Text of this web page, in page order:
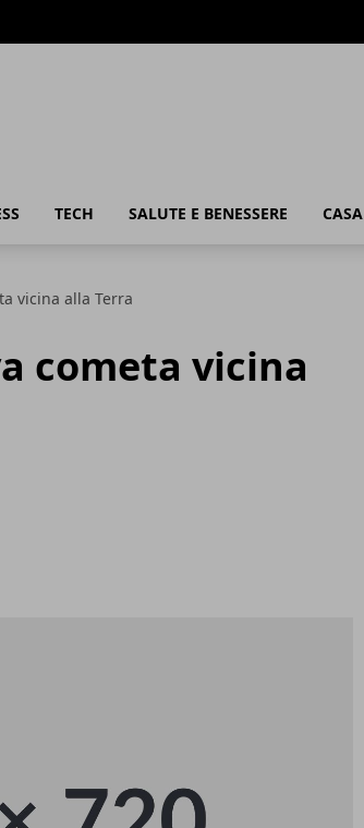
TECH SALUTE E BENESSERE CASA
vicina alla Terra
cometa vicina